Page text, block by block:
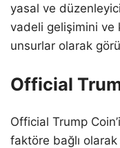
yasal ve
vadeli gelişimini ve
unsurlar olarak
Official
Official Trump
faktöre bağlı